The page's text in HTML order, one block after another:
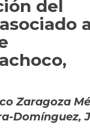
del
Zaragoza
Domínguez,